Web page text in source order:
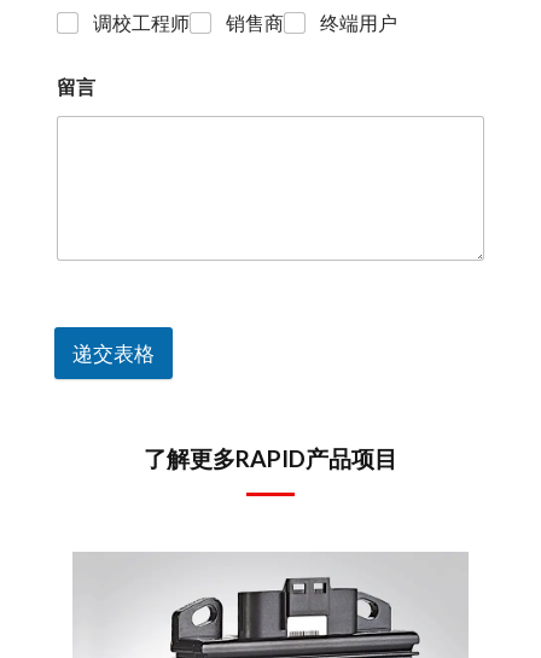
调校工程师
销售商 终端用户
留言
递交表格
了解更多RAPID产品项目